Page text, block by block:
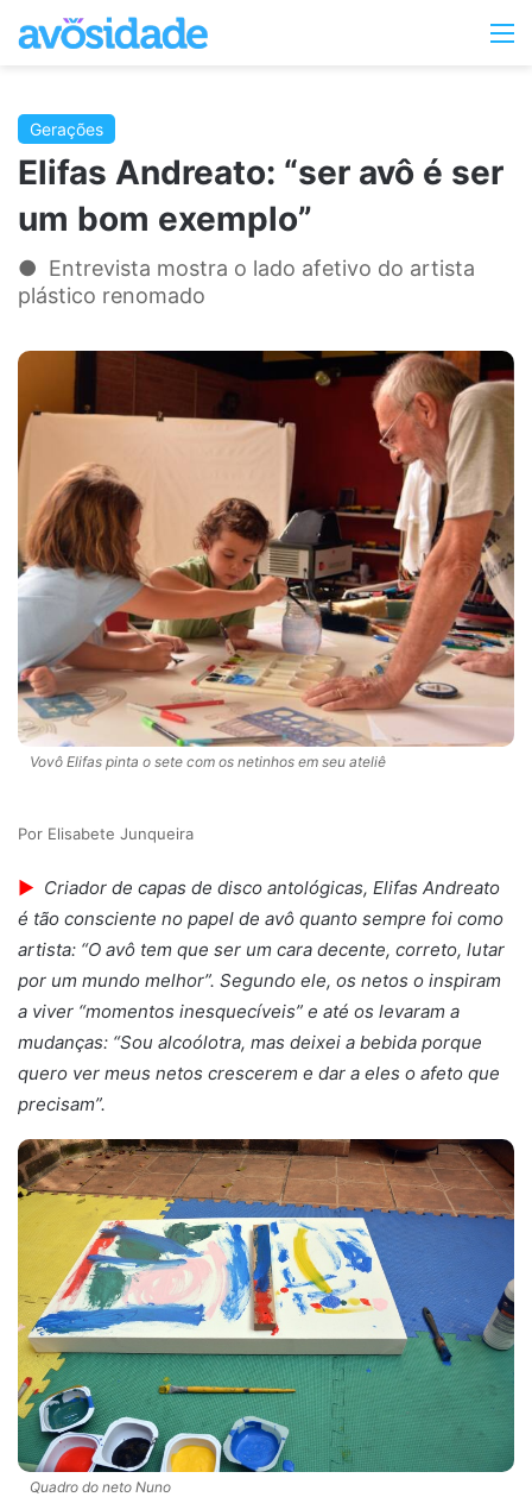
Switch
Gerações
Elifas Andreato: “ser avô é ser
um bom exemplo”
● Entrevista mostra o lado afetivo do artista
plástico renomado
Vovô Elifas pinta o sete com os netinhos em seu ateliê
Elisabete Junqueira
► Criador de capas de disco antológicas, Elifas Andreato
é tão consciente no papel de avô quanto sempre foi como
artista: “O avô tem que ser um cara decente, correto, lutar
por um mundo melhor”. Segundo ele, os netos o inspiram
a viver “momentos inesquecíveis” e até os levaram a
mudanças: “Sou alcoólotra, mas deixei a bebida porque
quero ver meus netos crescerem e dar a eles o afeto que
precisam”.
Quadro do neto Nuno